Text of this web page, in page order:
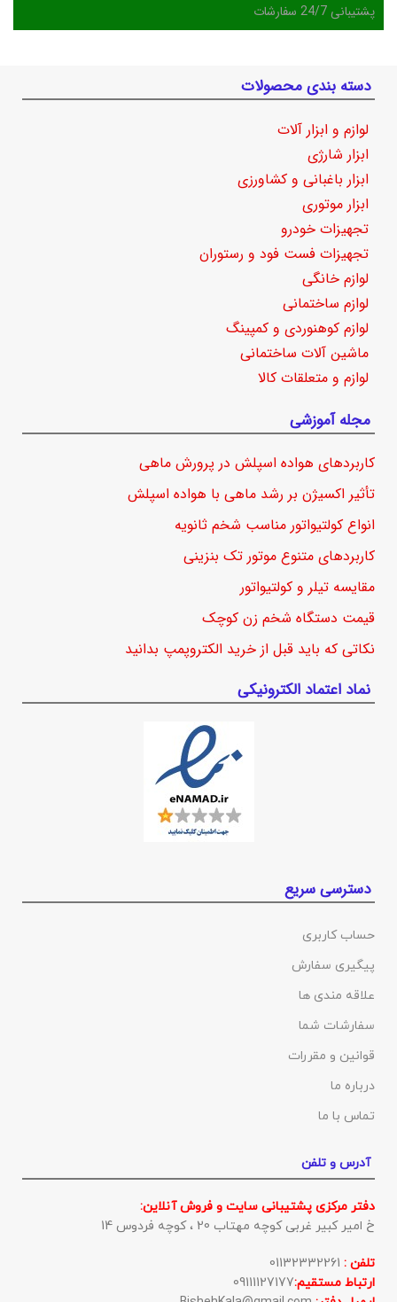
پشتیبانی 24/7 سفارشات
دسته بندی محصولات
لوازم و ابزار آلات
ابزار شارژی
ابزار باغبانی و کشاورزی
ابزار موتوری
تجهیزات خودرو
تجهیزات فست فود و رستوران
لوازم خانگی
لوازم ساختمانی
لوازم کوهنوردی و کمپینگ
ماشین آلات ساختمانی
لوازم و متعلقات کالا
مجله آموزشی
کاربردهای هواده اسپلش در پرورش ماهی
تأثیر اکسیژن بر رشد ماهی با هواده اسپلش
انواع کولتیواتور مناسب شخم ثانویه
کاربردهای متنوع موتور تک بنزینی
مقایسه تیلر و کولتیواتور
قیمت دستگاه شخم زن کوچک
نکاتی که باید قبل از خرید الکتروپمپ بدانید
نماد اعتماد الکترونیکی
دسترسی سریع
حساب کاربری
پیگیری سفارش
علاقه مندی ها
سفارشات شما
قوانین و مقررات
درباره ما
تماس با ما
آدرس و تلفن
دفتر مرکزی پشتیبانی سایت و فروش آنلاین:
خ امیر کبیر غربی کوچه مهتاب 20 ، کوچه فردوس 14
تلفن :
ارتباط مستقیم:09111127177